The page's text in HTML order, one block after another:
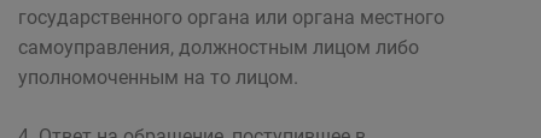
государственного органа или органа местного
самоуправления, должностным лицом либо
уполномоченным на то лицом.